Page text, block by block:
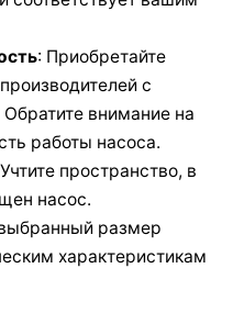
: Приобретайте
с
внимание на
работы насоса.
пространство, в
насос.
размер
характеристикам